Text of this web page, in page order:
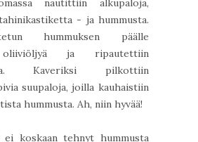
nautittiin alkupaloja,
- ja hummusta.
hummuksen päälle
ja ripautettiin
Kaveriksi pilkottiin
suupaloja, joilla kauhaistiin
hummusta. Ah, niin hyvää!
koskaan tehnyt hummusta